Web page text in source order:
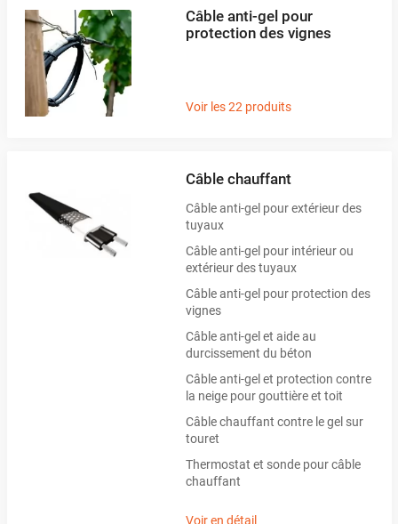
Câble anti-gel pour
protection des vignes
Voir les 22 produits
Câble chauffant
Câble anti-gel pour extérieur des
tuyaux
Câble anti-gel pour intérieur ou
extérieur des tuyaux
Câble anti-gel pour protection des
vignes
Câble anti-gel et aide au
durcissement du béton
Câble anti-gel et protection contre
la neige pour gouttière et toit
Câble chauffant contre le gel sur
touret
Thermostat et sonde pour câble
chauffant
Voir en détail